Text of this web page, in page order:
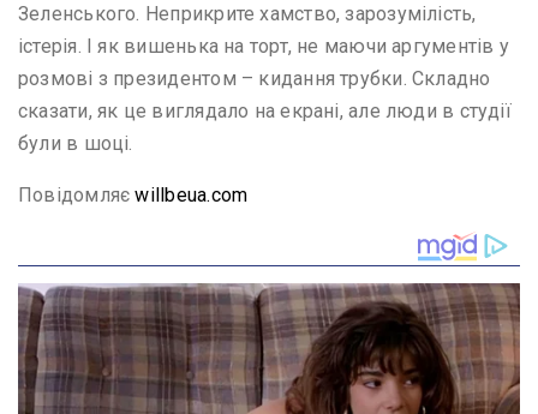
Зеленського. Неприкрите хамство, зарозумілість,
істерія. І як вишенька на торт, не маючи аргументів у
розмові з президентом – кидання трубки. Складно
сказати, як це виглядало на екрані, але люди в студії
були в шоці.
Повідомляєwillbeua.com